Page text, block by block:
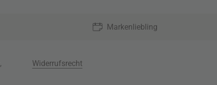
Markenliebling
,
Widerrufsrecht